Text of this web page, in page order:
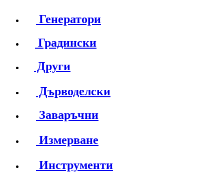
Генератори
Градински
Други
Дърводелски
Заваръчни
Измерване
Инструменти